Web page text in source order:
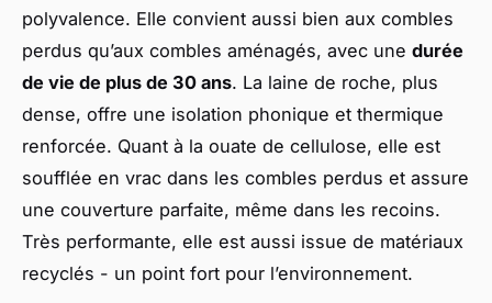
polyvalence. Elle convient aussi bien aux combles
perdus qu’aux combles aménagés, avec une durée
de vie de plus de 30 ans. La laine de roche, plus
dense, offre une isolation phonique et thermique
renforcée. Quant à la ouate de cellulose, elle est
soufflée en vrac dans les combles perdus et assure
une couverture parfaite, même dans les recoins.
Très performante, elle est aussi issue de matériaux
recyclés - un point fort pour l’environnement.